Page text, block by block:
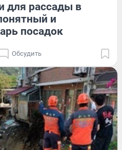
для рассады в
и
посадок
Обсудить